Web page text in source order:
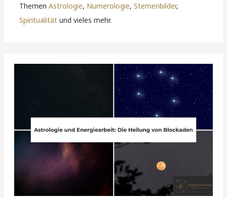
ThemenAstrologie, Numerologie,Sternenbilder,
Spiritualität und vieles mehr.